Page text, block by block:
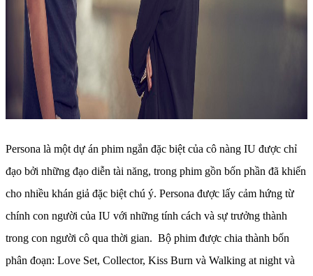
Persona là một dự án phim ngắn đặc biệt của cô nàng IU được chỉ
đạo bởi những đạo diễn tài năng, trong phim gồn bốn phần đã khiến
cho nhiều khán giả đặc biệt chú ý. Persona được lấy cảm hứng từ
chính con người của IU với những tính cách và sự trưởng thành
trong con người cô qua thời gian. Bộ phim được chia thành bốn
phân đoạn: Love Set, Collector, Kiss Burn và Walking at night và